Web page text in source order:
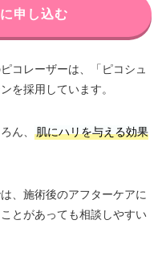
申し込む
コレーザーは、「ピコシュ
を採用しています。
ん、
肌にハリを与える効果
、施術後のアフターケアに
とがあっても相談しやすい